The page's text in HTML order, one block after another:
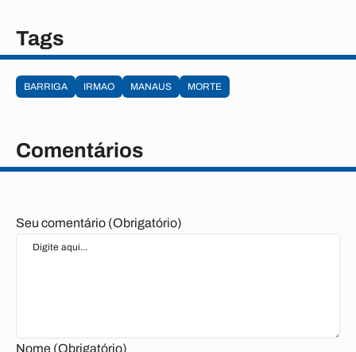
Tags
BARRIGA IRMAO MANAUS MORTE
Comentários
Seu comentário (Obrigatório)
Nome (Obrigatório)